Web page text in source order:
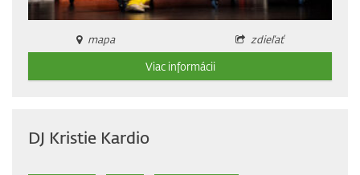
mapa
zdieľať
Viac informácii
DJ Kristie Kardio